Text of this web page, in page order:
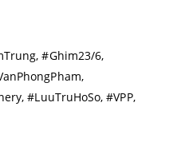
#Ghim23/6,
#LuuTruHoSo, #VPP,